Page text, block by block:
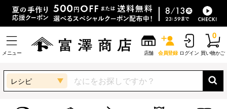
メニュー 店舗 会員登録 ログイン 買い物かご
0
レシピ